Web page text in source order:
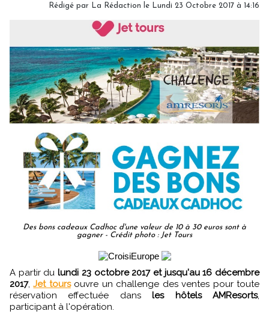
Rédigé par La Rédaction le Lundi 23 Octobre 2017 à 14:16
Des bons cadeaux Cadhoc d'une valeur de 10 à 30 euros sont à
gagner - Crédit photo : Jet Tours
A partir dulundi 23 octobre 2017 et jusqu'au 16 décembre
2017,Jet toursouvre un challenge des ventes pour toute
réservation effectuée dansles hôtels AMResorts,
participant à l'opération.